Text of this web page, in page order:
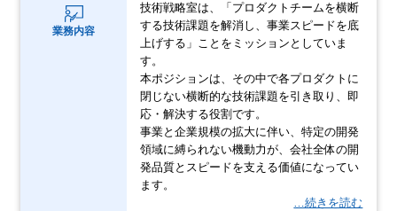
業務内容
技術戦略室は、「プロダクトチームを横断
する技術課題を解消し、事業スピードを底
上げする」ことをミッションとしていま
す。
本ポジションは、その中で各プロダクトに
閉じない横断的な技術課題を引き取り、即
応・解決する役割です。
事業と企業規模の拡大に伴い、特定の開発
領域に縛られない機動力が、会社全体の開
発品質とスピードを支える価値になってい
ます。
…続きを読む